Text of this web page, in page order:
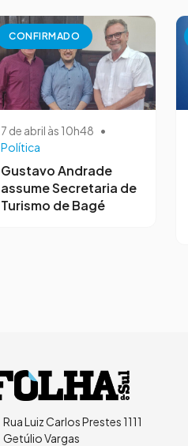
CONFIRMADO
7 de abril às 10h48 •
Política
Gustavo Andrade
assume Secretaria de
Turismo de Bagé
Rua Luiz Carlos Prestes 1111
Getúlio Vargas